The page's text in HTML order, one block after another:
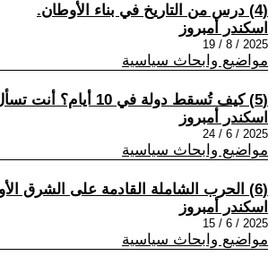
(4) درس من التاريخ في بناء الأوطان.
اسكندر أمبروز
2025 / 8 / 19
مواضيع وابحاث سياسية
(5) كيف تُسقط دولة في 10 أيام؟ أنت تسأل والمخابرات الأمريكية تُجيب.
اسكندر أمبروز
2025 / 6 / 24
مواضيع وابحاث سياسية
(6) الحرب الشاملة القادمة على الشرق الأوسط!
اسكندر أمبروز
2025 / 6 / 15
مواضيع وابحاث سياسية